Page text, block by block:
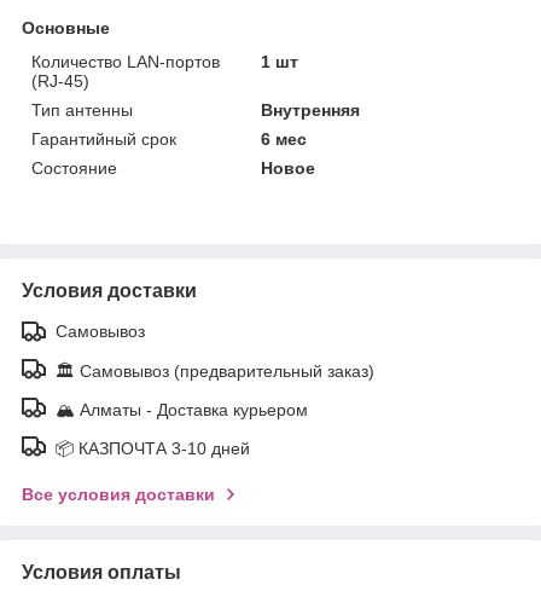
Основные
Количество LAN-портов
(RJ-45)
1 шт
Тип антенны
Внутренняя
Гарантийный срок
6 мес
Состояние
Новое
Условия доставки
Самовывоз
🏛️ Самовывоз (предварительный заказ)
🏔️ Алматы - Доставка курьером
📦 КАЗПОЧТА 3-10 дней
Все условия доставки
Условия оплаты